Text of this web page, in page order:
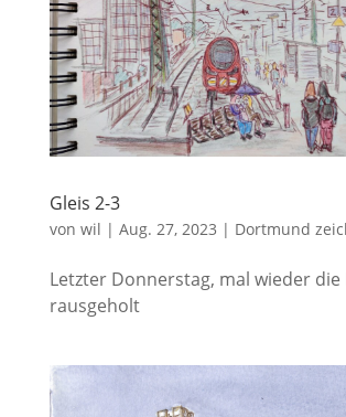
Gleis 2-3
von wil | Aug. 27, 2023 | Dortmund
Letzter Donnerstag, mal wieder
rausgeholt